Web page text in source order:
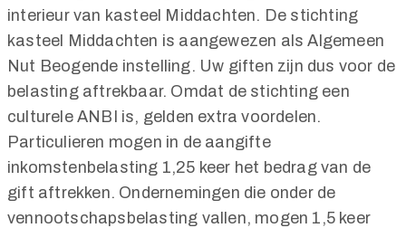
interieur van kasteel Middachten. De stichting
kasteel Middachten is aangewezen als Algemeen
Nut Beogende instelling. Uw giften zijn dus voor de
belasting aftrekbaar. Omdat de stichting een
culturele ANBI is, gelden extra voordelen.
Particulieren mogen in de aangifte
inkomstenbelasting 1,25 keer het bedrag van de
gift aftrekken. Ondernemingen die onder de
vennootschapsbelasting vallen, mogen 1,5 keer